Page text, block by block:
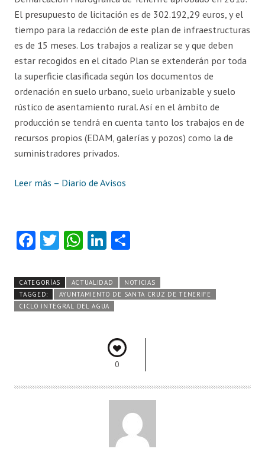
El presupuesto de licitación es de 302.192,29 euros, y el
tiempo para la redacción de este plan de infraestructuras
es de 15 meses. Los trabajos a realizar se y que deben
estar recogidos en el citado Plan se extenderán por toda
la superficie clasificada según los documentos de
ordenación en suelo urbano, suelo urbanizable y suelo
rústico de asentamiento rural. Así en el ámbito de
producción se tendrá en cuenta tanto los trabajos en de
recursos propios (EDAM, galerías y pozos) como la de
suministradores privados.
Leer más – Diario de Avisos
Fa
b
o
o
T
itt
er
W
ts
A
p
Li
e
dI
n
m
pa
CATEGORÍAS ACTUALIDAD
NOTICIAS
TAGGED:
AYUNTAMIENTO DE SANTA CRUZ DE TENERIFE
CICLO INTEGRAL DEL AGUA
0